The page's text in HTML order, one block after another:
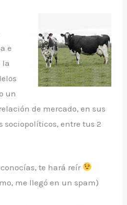
e
la
un
de mercado, en sus
sociopolíticos, entre tus 2
te hará reír
me llegó en un spam)